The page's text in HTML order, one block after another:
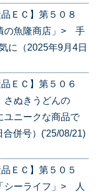
ＥＣ】第５０８
の魚隆商店」> 手
に（2025年9月4日
ＥＣ】第５０６
ぬきうどんの
ユニークな商品で
併号）('25/08/21)
ＥＣ】第５０５
シーライフ」> 人